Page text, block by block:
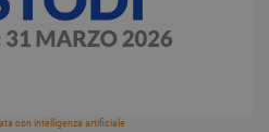
con intelligenza artificiale